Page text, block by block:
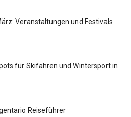
Veranstaltungen und Festivals
für Skifahren und Wintersport in
Reiseführer